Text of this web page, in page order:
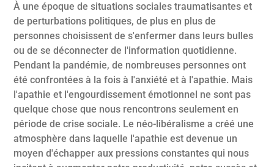
À une époque de situations sociales traumatisantes et
de perturbations politiques, de plus en plus de
personnes choisissent de s'enfermer dans leurs bulles
ou de se déconnecter de l'information quotidienne.
Pendant la pandémie, de nombreuses personnes ont
été confrontées à la fois à l'anxiété et à l'apathie. Mais
l'apathie et l'engourdissement émotionnel ne sont pas
quelque chose que nous rencontrons seulement en
période de crise sociale. Le néo-libéralisme a créé une
atmosphère dans laquelle l'apathie est devenue un
moyen d'échapper aux pressions constantes qui nous